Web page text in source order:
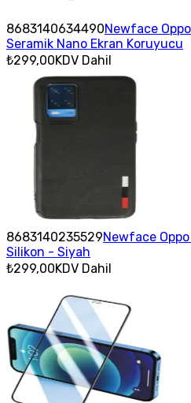
8683140634490Newface
Seramik Nano Ekran Koruyucu
₺299,00KDV Dahil
8683140235529Newface Oppo
Silikon - Siyah
₺299,00KDV Dahil